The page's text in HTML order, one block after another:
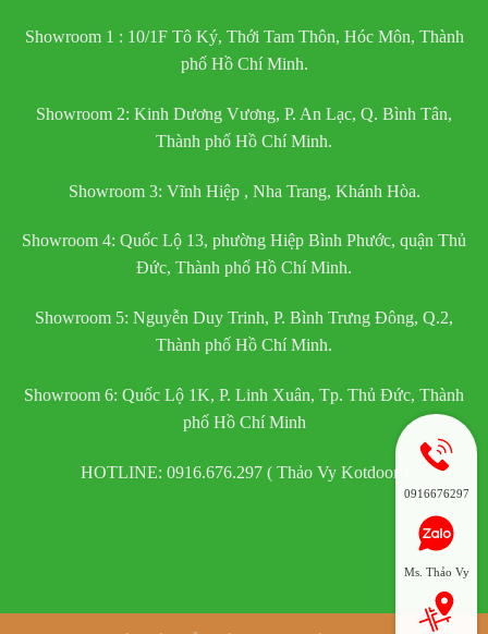
Showroom 1 : 10/1F Tô Ký, Thới Tam Thôn, Hóc Môn, Thành
phố Hồ Chí Minh.
Showroom 2: Kinh Dương Vương, P. An Lạc, Q. Bình Tân,
Thành phố Hồ Chí Minh.
Showroom 3: Vĩnh Hiệp , Nha Trang, Khánh Hòa.
Showroom 4: Quốc Lộ 13, phường Hiệp Bình Phước, quận Thủ
Đức, Thành phố Hồ Chí Minh.
Showroom 5: Nguyễn Duy Trinh, P. Bình Trưng Đông, Q.2,
Thành phố Hồ Chí Minh.
Showroom 6: Quốc Lộ 1K, P. Linh Xuân, Tp. Thủ Đức, Thành
phố Hồ Chí Minh
HOTLINE: 0916.676.297 ( Thảo Vy Kotdoor )
0916676297
Ms. Thảo Vy